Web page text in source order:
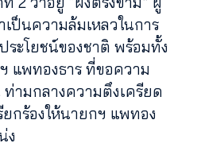
เป็นความล้มเหลวในการ
ะโยชน์ของชาติ พร้อมทั้ง
แพทองธาร ที่ขอความ
ท่ามกลางความตึงเครียด
ยกร้องให้นายกฯ แพทอง
ง